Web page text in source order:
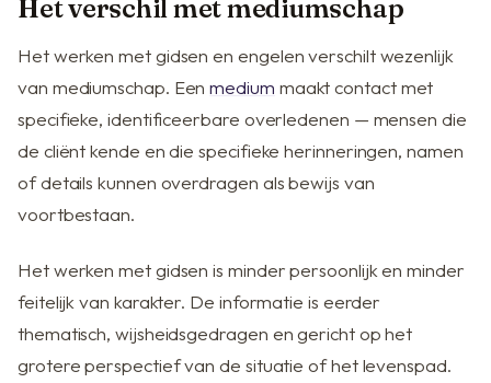
Het verschil met mediumschap
Het werken met gidsen en engelen verschilt wezenlijk
van mediumschap. Eenmedium maakt contact met
specifieke, identificeerbare overledenen — mensen die
de cliënt kende en die specifieke herinneringen, namen
of details kunnen overdragen als bewijs van
voortbestaan.
Het werken met gidsen is minder persoonlijk en minder
feitelijk van karakter. De informatie is eerder
thematisch, wijsheidsgedragen en gericht op het
grotere perspectief van de situatie of het levenspad.